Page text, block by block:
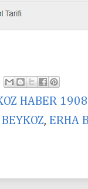
HABER 1908
, ERHA